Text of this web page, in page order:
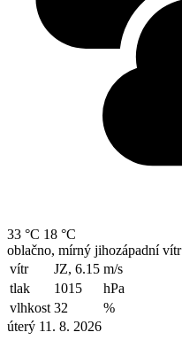
33 °C 18 °C
oblačno, mírný jihozápadní vítr
vítr
JZ, 6.15 m/s
tlak
1015
hPa
vlhkost 32
%
úterý 11. 8. 2026